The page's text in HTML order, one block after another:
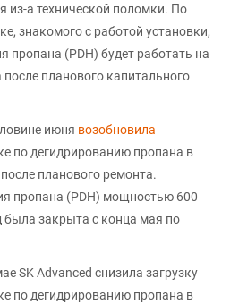
из-а технической поломки. По
знакомого с работой установки,
пропана (PDH) будет работать на
после планового капитального
июня возобновила
по дегидрированию пропана в
планового ремонта.
пропана (PDH) мощностью 600
была закрыта с конца мая по
SK Advanced снизила загрузку
по дегидрированию пропана в